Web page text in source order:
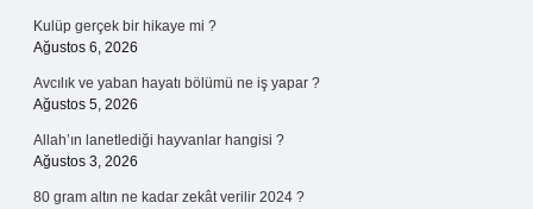
Kulüp gerçek bir hikaye mi ?
Ağustos 6, 2026
Avcılık ve yaban hayatı bölümü ne iş yapar ?
Ağustos 5, 2026
Allah’ın lanetlediği hayvanlar hangisi ?
Ağustos 3, 2026
80 gram altın ne kadar zekât verilir 2024 ?